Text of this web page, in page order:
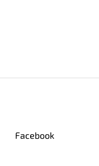
Facebook